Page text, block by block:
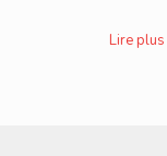
Lire